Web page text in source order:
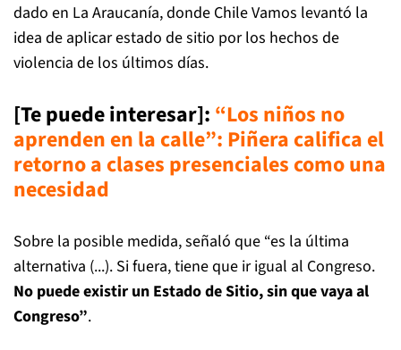
dado en La Araucanía, donde Chile Vamos levantó la
idea de aplicar estado de sitio por los hechos de
violencia de los últimos días.
[Te puede interesar]: “Los niños no
aprenden en la calle”: Piñera califica el
retorno a clases presenciales como una
necesidad
Sobre la posible medida, señaló que “es la última
alternativa (...). Si fuera, tiene que ir igual al Congreso.
No puede existir un Estado de Sitio, sin que vaya al
Congreso”.